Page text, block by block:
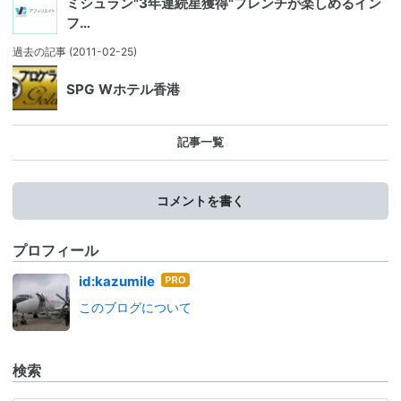
フ…
過去の記事 (2011-02-25)
SPG Wホテル香港
記事一覧
コメントを書く
プロフィール
id:kazumile はて
ログ
このブログについて
検索